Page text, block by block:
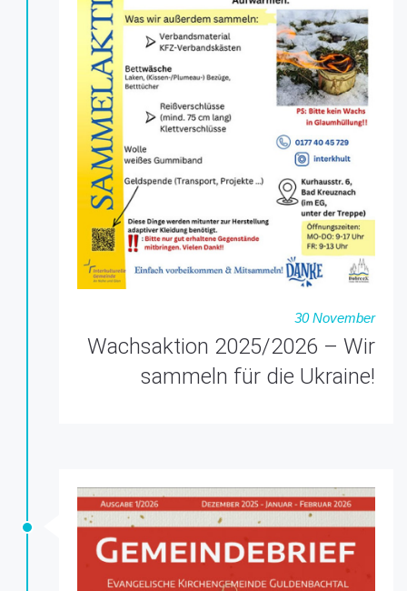
30 November
Wachsaktion 2025/2026 – Wir
sammeln für die Ukraine!